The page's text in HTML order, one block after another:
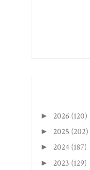
► 2026 (120)
► 2025 (202)
► 2024 (187)
► 2023 (129)